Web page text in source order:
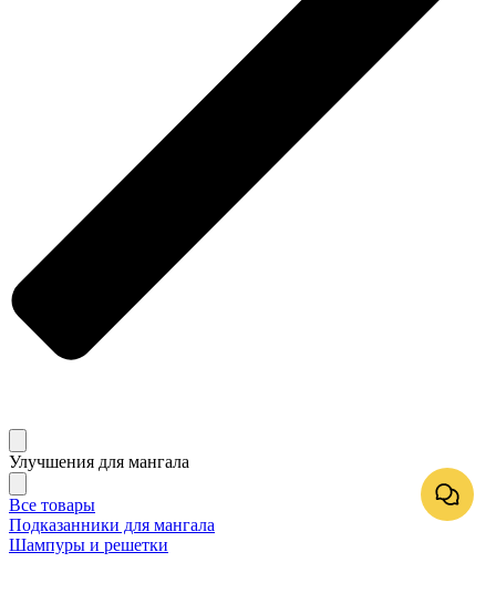
Улучшения для мангала
Все товары
Подказанники для мангала
Шампуры и решетки